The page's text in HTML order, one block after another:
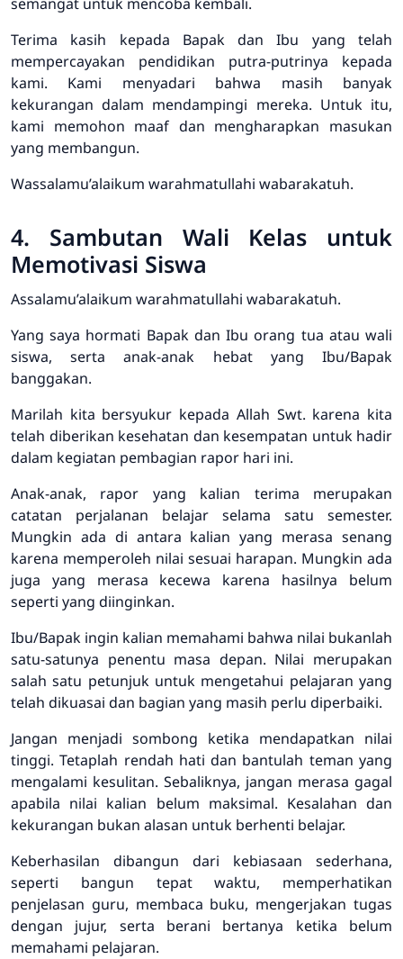
Terima kasih kepada Bapak dan Ibu yang telah
mempercayakan pendidikan putra-putrinya kepada
kami. Kami menyadari bahwa masih banyak
kekurangan dalam mendampingi mereka. Untuk itu,
kami memohon maaf dan mengharapkan masukan
yang membangun.
Wassalamu’alaikum warahmatullahi wabarakatuh.
4. Sambutan Wali Kelas untuk
Memotivasi Siswa
Assalamu’alaikum warahmatullahi wabarakatuh.
Yang saya hormati Bapak dan Ibu orang tua atau wali
siswa, serta anak-anak hebat yang Ibu/Bapak
banggakan.
Marilah kita bersyukur kepada Allah Swt. karena kita
telah diberikan kesehatan dan kesempatan untuk hadir
dalam kegiatan pembagian rapor hari ini.
Anak-anak, rapor yang kalian terima merupakan
catatan perjalanan belajar selama satu semester.
Mungkin ada di antara kalian yang merasa senang
karena memperoleh nilai sesuai harapan. Mungkin ada
juga yang merasa kecewa karena hasilnya belum
seperti yang diinginkan.
Ibu/Bapak ingin kalian memahami bahwa nilai bukanlah
satu-satunya penentu masa depan. Nilai merupakan
salah satu petunjuk untuk mengetahui pelajaran yang
telah dikuasai dan bagian yang masih perlu diperbaiki.
Jangan menjadi sombong ketika mendapatkan nilai
tinggi. Tetaplah rendah hati dan bantulah teman yang
mengalami kesulitan. Sebaliknya, jangan merasa gagal
apabila nilai kalian belum maksimal. Kesalahan dan
kekurangan bukan alasan untuk berhenti belajar.
Keberhasilan dibangun dari kebiasaan sederhana,
seperti bangun tepat waktu, memperhatikan
penjelasan guru, membaca buku, mengerjakan tugas
dengan jujur, serta berani bertanya ketika belum
memahami pelajaran.